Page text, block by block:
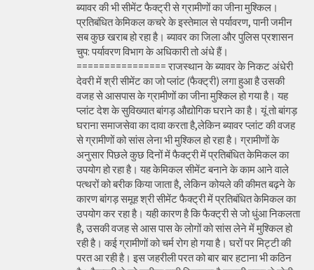
ब्यावर की भी सीमेंट फैक्ट्री से ग्रामीणों का जीना मुश्किल।
प्रतिबंधित केमिकल कचरे के इस्तेमाल से पर्यावरण, पानी जमीन
सब कुछ खराब हो रहा है। ब्यावर का जिला और पुलिस प्रशासन
चुप: पर्यावरण विभाग के अधिकारी तो अंधे हैं।
================ राजस्थान के ब्यावर के निकट अंधेरी
देवरी में श्री सीमेंट का जो प्लांट (फैक्ट्री) लगा हुआ है उसकी
वजह से आसपास के ग्रामीणों का जीना मुश्किल हो गया है। यह
प्लांट देश के सुविख्यात बांगड़ औद्योगिक घराने का है। यूं तो बांगड़
घराना समाजसेवा का दावा करता है,लेकिन ब्यावर प्लांट की वजह
से ग्रामीणों को सांस लेना भी मुश्किल हो रहा है। ग्रामीणों के
अनुसार पिछले कुछ दिनों में फैक्ट्री में प्रतिबंधित केमिकल का
उपयोग हो रहा है। यह केमिकल सीमेंट बनाने के काम आने वाले
पत्थरों को बरीक किया जाता है, लेकिन कोयले की कीमत बढ़ने के
कारण बांगड़ समूह श्री सीमेंट फैक्ट्री में प्रतिबंधित केमिकल का
उपयोग कर रहा है। यही कारण है कि फैक्ट्री से जो धुंआ निकलता
है, उसकी वजह से आस पास के लोगों को सांस लेने में मुश्किल हो
रही है। कई ग्रामीणों को चर्म रोग हो गया है। घरों पर मिट्टी की
परत आ रही है। इस जहरीली परत को बार बार हटाना भी कठिन